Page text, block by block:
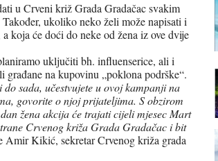
u Crveni križ Grada Gradačac svakim
Također, ukoliko neko želi može napisati i
koja će doći do neke od žena iz ove dvije
uključiti bh. influenserice, ali i
na kupovinu „poklona podrške“.
sada, učestvujete u ovoj kampanji na
govorite o njoj prijateljima. S obzirom
žena akcija će trajati cijeli mjesec Mart
Crvenog križa Grada Gradačac i bit
Amir Kikić, sekretar Crvenog križa grada